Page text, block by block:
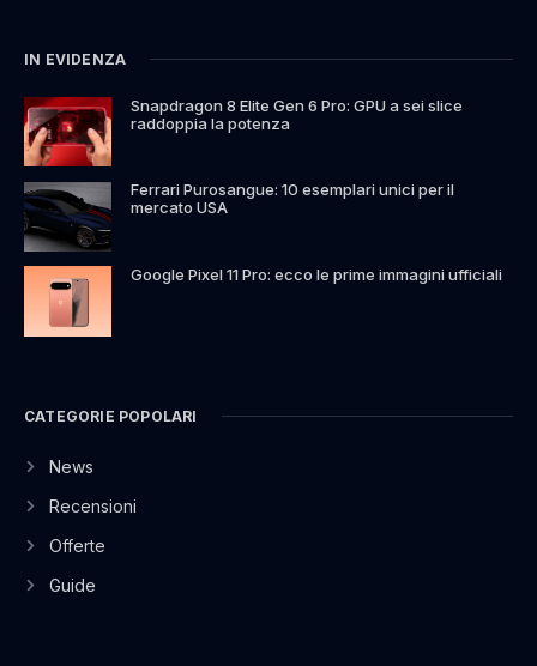
IN EVIDENZA
Snapdragon 8 Elite Gen 6 Pro: GPU a sei slice
raddoppia la potenza
Ferrari Purosangue: 10 esemplari unici per il
mercato USA
Google Pixel 11 Pro: ecco le prime immagini ufficiali
CATEGORIE POPOLARI
News
Recensioni
Offerte
Guide